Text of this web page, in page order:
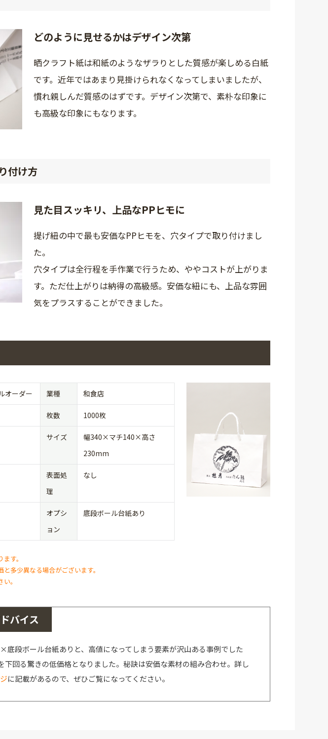
どのように見せるかはデザイン次第
晒クラフト紙は和紙のようなザラりとした質感が楽しめる白紙
です。近年ではあまり見掛けられなくなってしまいましたが、
慣れ親しんだ質感のはずです。デザイン次第で、素朴な印象に
も高級な印象にもなります。
付け方
見た目スッキリ、上品なPPヒモに
提げ紐の中で最も安価なPPヒモを、穴タイプで取り付けまし
た。
穴タイプは全行程を手作業で行うため、ややコストが上がりま
す。ただ仕上がりは納得の高級感。安価な紐にも、上品な雰囲
気をプラスすることができました。
オーダー 業種 和食店
枚数 1000枚
サイズ
幅340×マチ140×高さ
230mm
表面処
理
なし
オプシ
ョン
底段ボール台紙あり
す。
多少異なる場合がございます。
。
バイス
底段ボール台紙ありと、高値になってしまう要素が沢山ある事例でした
下回る驚きの低価格となりました。秘訣は安価な素材の組み合わせ。詳し
に記載があるので、ぜひご覧になってください。